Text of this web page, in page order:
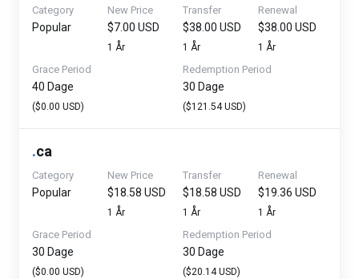
Category
Popular
New Price
$7.00 USD
1 År
Transfer
$38.00 USD
1 År
Renewal
$38.00 USD
1 År
Grace Period
40 Dage
($0.00 USD)
Redemption Period
30 Dage
($121.54 USD)
.ca
Category
Popular
New Price
$18.58 USD
1 År
Transfer
$18.58 USD
1 År
Renewal
$19.36 USD
1 År
Grace Period
30 Dage
($0.00 USD)
Redemption Period
30 Dage
($20.14 USD)